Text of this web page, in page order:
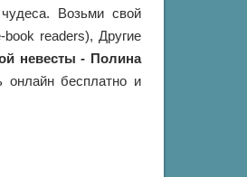
Возьми свой
readers), Другие
невесты - Полина
онлайн бесплатно и